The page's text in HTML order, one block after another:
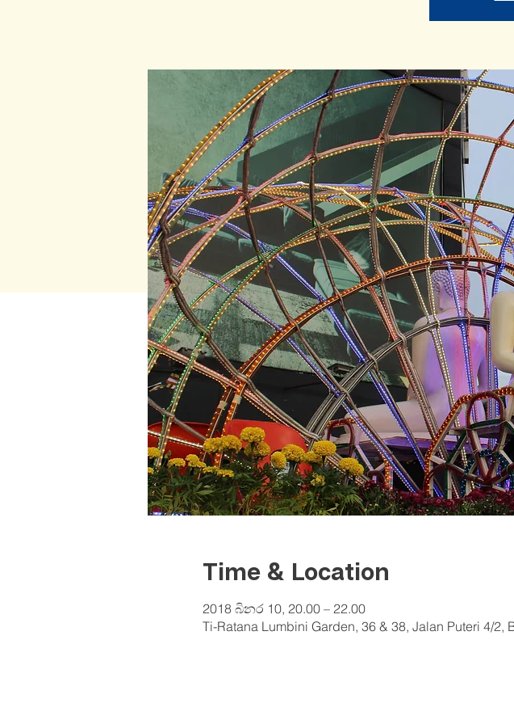
Time & Location
2018 බිනර 10, 20.00 – 22.00
Ti-Ratana Lumbini Garden, 36 & 38, Jalan Puteri 4/